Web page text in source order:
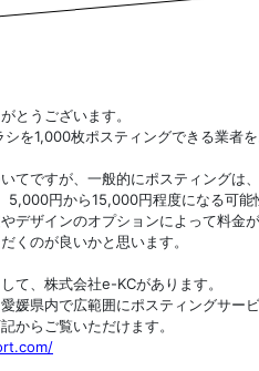
とうございます。
を1,000枚ポスティングできる業者を
てですが、一般的にポスティングは
5,000円から15,000円程度になる可能
デザインのオプションによって料金
くのが良いかと思います。
て、株式会社e-KCがあります。
媛県内で広範囲にポスティングサー
からご覧いただけます。